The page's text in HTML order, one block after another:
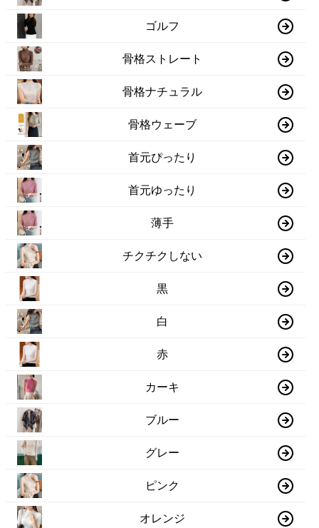
ゴルフ
骨格ストレート
骨格ナチュラル
骨格ウェーブ
首元ぴったり
首元ゆったり
薄手
チクチクしない
黒
白
赤
カーキ
ブルー
グレー
ピンク
オレンジ